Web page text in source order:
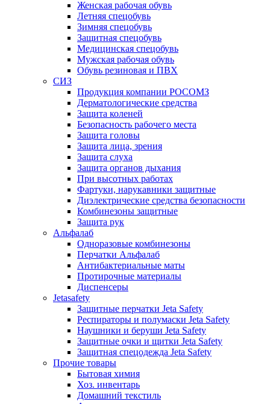
Женская рабочая обувь
Летняя спецобувь
Зимняя спецобувь
Защитная спецобувь
Медицинская спецобувь
Мужская рабочая обувь
Обувь резиновая и ПВХ
СИЗ
Продукция компании РОСОМЗ
Дерматологические средства
Защита коленей
Безопасность рабочего места
Защита головы
Защита лица, зрения
Защита слуха
Защита органов дыхания
При высотных работах
Фартуки, нарукавники защитные
Диэлектрические средства безопасности
Комбинезоны защитные
Защита рук
Альфалаб
Одноразовые комбинезоны
Перчатки Альфалаб
Антибактериальные маты
Протирочные материалы
Диспенсеры
Jetasafety
Защитные перчатки Jeta Safety
Респираторы и полумаски Jeta Safety
Наушники и беруши Jeta Safety
Защитные очки и щитки Jeta Safety
Защитная спецодежда Jeta Safety
Прочие товары
Бытовая химия
Хоз. инвентарь
Домашний текстиль